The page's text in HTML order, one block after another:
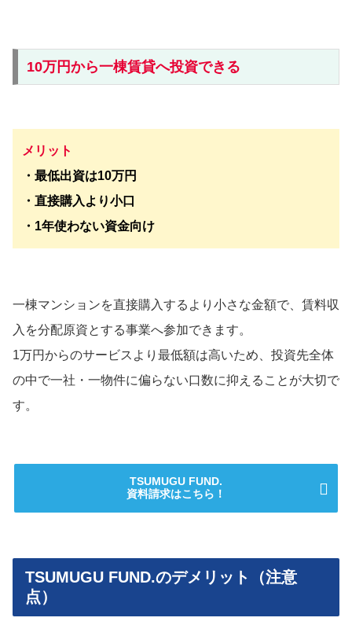
10万円から一棟賃貸へ投資できる
メリット
・最低出資は10万円
・直接購入より小口
・1年使わない資金向け
一棟マンションを直接購入するより小さな金額で、賃料収
入を分配原資とする事業へ参加できます。
1万円からのサービスより最低額は高いため、投資先全体
の中で一社・一物件に偏らない口数に抑えることが大切で
す。
TSUMUGU FUND.
資料請求はこちら！
TSUMUGU FUND.のデメリット（注意
点）